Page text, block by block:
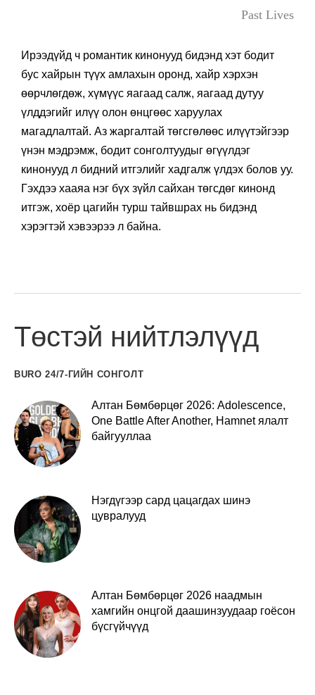
Past Lives
Ирээдүйд ч романтик кинонууд бидэнд хэт бодит
бус хайрын түүх амлахын оронд, хайр хэрхэн
өөрчлөгдөж, хүмүүс яагаад салж, яагаад дутуу
үлддэгийг илүү олон өнцгөөс харуулах
магадлалтай. Аз жаргалтай төгсгөлөөс илүүтэйгээр
үнэн мэдрэмж, бодит сонголтуудыг өгүүлдэг
кинонууд л бидний итгэлийг хадгалж үлдэх болов уу.
Гэхдээ хааяа нэг бүх зүйл сайхан төгсдөг кинонд
итгэж, хоёр цагийн турш тайвшрах нь бидэнд
хэрэгтэй хэвээрээ л байна.
Төстэй нийтлэлүүд
BURO 24/7-ГИЙН СОНГОЛТ
Алтан Бөмбөрцөг 2026: Adolescence,
One Battle After Another, Hamnet ялалт
байгууллаа
Нэгдүгээр сард цацагдах шинэ
цувралууд
Алтан Бөмбөрцөг 2026 наадмын
хамгийн онцгой даашинзуудаар гоёсон
бүсгүйчүүд